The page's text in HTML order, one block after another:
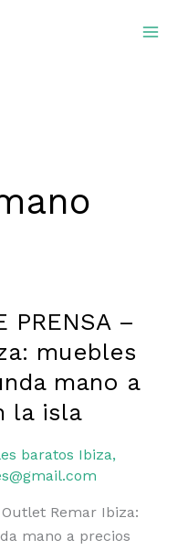
PRENSA –
muebles
mano a
la isla
baratos Ibiza,
Remar Ibiza:
mano a precios